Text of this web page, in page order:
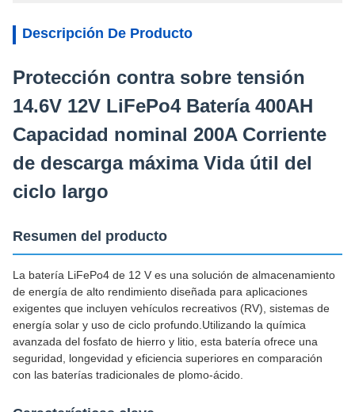
Descripción De Producto
Protección contra sobre tensión
14.6V 12V LiFePo4 Batería 400AH
Capacidad nominal 200A Corriente
de descarga máxima Vida útil del
ciclo largo
Resumen del producto
La batería LiFePo4 de 12 V es una solución de almacenamiento
de energía de alto rendimiento diseñada para aplicaciones
exigentes que incluyen vehículos recreativos (RV), sistemas de
energía solar y uso de ciclo profundo.Utilizando la química
avanzada del fosfato de hierro y litio, esta batería ofrece una
seguridad, longevidad y eficiencia superiores en comparación
con las baterías tradicionales de plomo-ácido.